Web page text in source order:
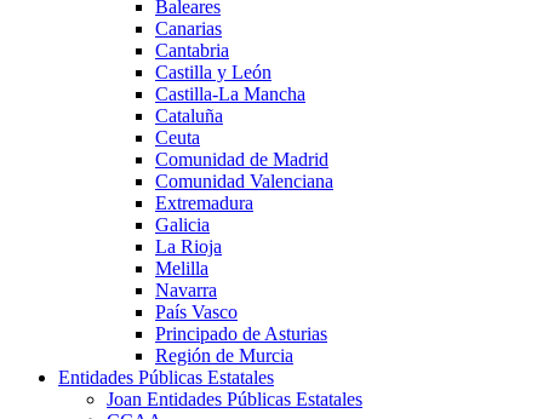
Baleares
Canarias
Cantabria
Castilla y León
Castilla-La Mancha
Cataluña
Ceuta
Comunidad de Madrid
Comunidad Valenciana
Extremadura
Galicia
La Rioja
Melilla
Navarra
País Vasco
Principado de Asturias
Región de Murcia
Entidades Públicas Estatales
Joan Entidades Públicas Estatales